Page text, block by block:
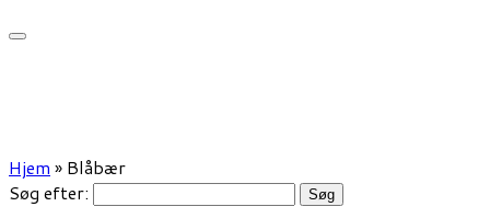
Hjem » Blåbær
Søg efter: